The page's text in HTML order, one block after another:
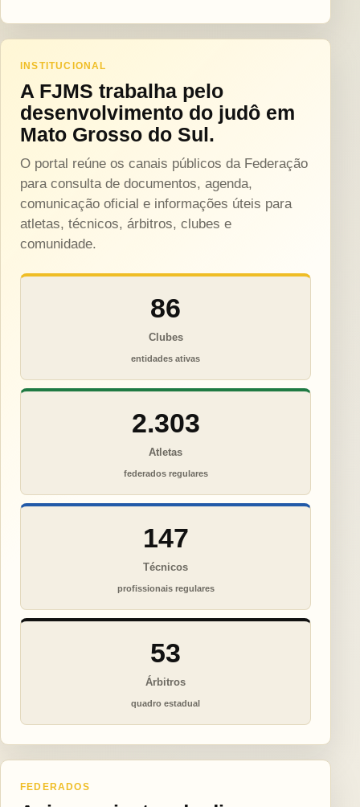
INSTITUCIONAL
A FJMS trabalha pelo
desenvolvimento do judô em
Mato Grosso do Sul.
O portal reúne os canais públicos da Federação
para consulta de documentos, agenda,
comunicação oficial e informações úteis para
atletas, técnicos, árbitros, clubes e
comunidade.
86
Clubes
entidades ativas
2.303
Atletas
federados regulares
147
Técnicos
profissionais regulares
53
Árbitros
quadro estadual
FEDERADOS